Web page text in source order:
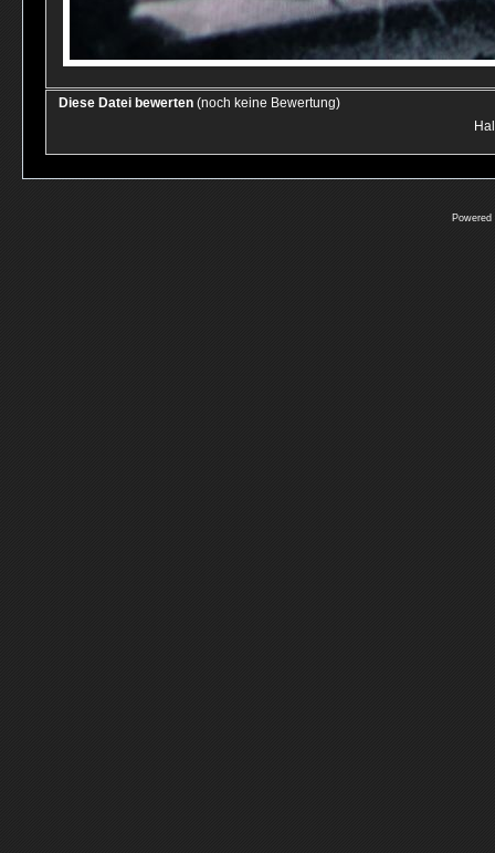
Diese Datei bewerten (noch keine Bewertung)